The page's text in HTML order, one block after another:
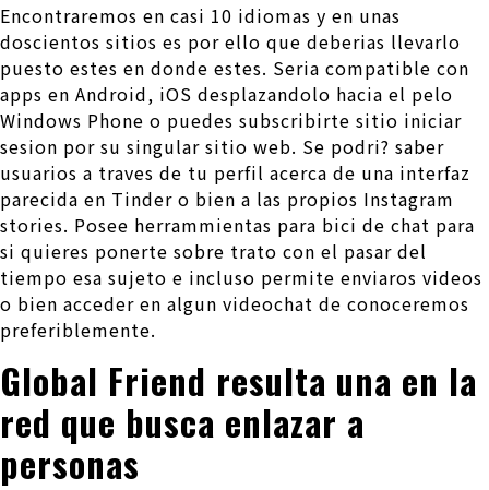
Encontraremos en casi 10 idiomas y en unas
doscientos sitios es por ello que deberias llevarlo
puesto estes en donde estes. Seri­a compatible con
apps en Android, iOS desplazandolo hacia el pelo
Windows Phone o puedes subscribirte sitio iniciar
sesion por su singular sitio web. Se podri? saber
usuarios a traves de tu perfil acerca de una interfaz
parecida en Tinder o bien a las propios Instagram
stories. Posee herrammientas para bici de chat para
si quieres ponerte sobre trato con el pasar del
tiempo esa sujeto e incluso permite enviaros videos
o bien acceder en algun videochat de conoceremos
preferiblemente.
Global Friend resulta una en la
red que busca enlazar a
personas